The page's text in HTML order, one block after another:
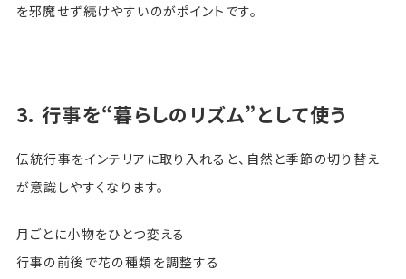
を邪魔せず続けやすいのがポイントです。
3. 行事を“暮らしのリズム”として使う
伝統行事をインテリアに取り入れると、自然と季節の切り替え
が意識しやすくなります。
月ごとに小物をひとつ変える
行事の前後で花の種類を調整する